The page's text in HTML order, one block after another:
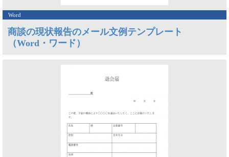
Word
商談の現状報告のメール文例テンプレート
（Word・ワード）